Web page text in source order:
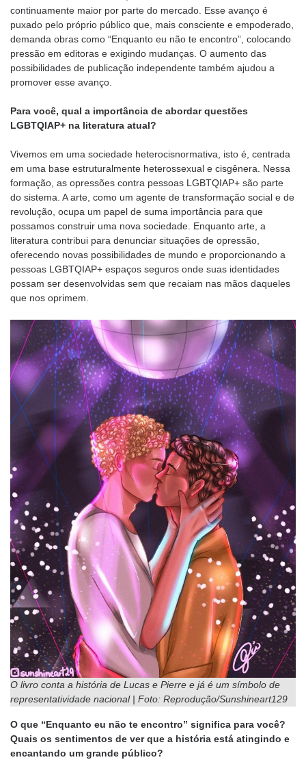
continuamente maior por parte do mercado. Esse avanço é
puxado pelo próprio público que, mais consciente e empoderado,
demanda obras como “Enquanto eu não te encontro”, colocando
pressão em editoras e exigindo mudanças. O aumento das
possibilidades de publicação independente também ajudou a
promover esse avanço.
Para você, qual a importância de abordar questões
LGBTQIAP+ na literatura atual?
Vivemos em uma sociedade heterocisnormativa, isto é, centrada
em uma base estruturalmente heterossexual e cisgênera. Nessa
formação, as opressões contra pessoas LGBTQIAP+ são parte
do sistema. A arte, como um agente de transformação social e de
revolução, ocupa um papel de suma importância para que
possamos construir uma nova sociedade. Enquanto arte, a
literatura contribui para denunciar situações de opressão,
oferecendo novas possibilidades de mundo e proporcionando a
pessoas LGBTQIAP+ espaços seguros onde suas identidades
possam ser desenvolvidas sem que recaiam nas mãos daqueles
que nos oprimem.
O livro conta a história de Lucas e Pierre e já é um símbolo de
representatividade nacional | Foto: Reprodução/Sunshineart129
O que “Enquanto eu não te encontro” significa para você?
Quais os sentimentos de ver que a história está atingindo e
encantando um grande público?